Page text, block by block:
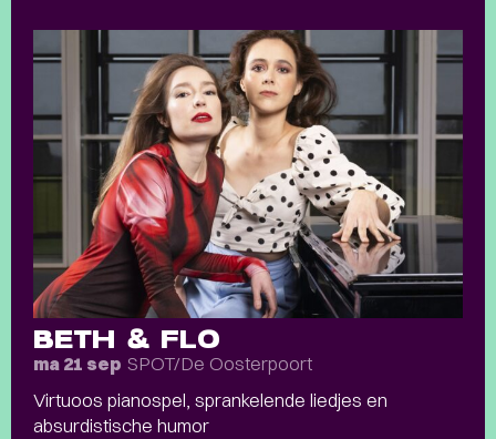
BETH & FLO
ma 21 sep SPOT/De Oosterpoort
Virtuoos pianospel, sprankelende liedjes en
absurdistische humor